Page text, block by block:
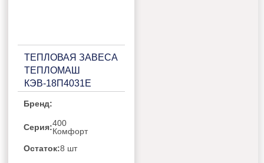
ТЕПЛОВАЯ ЗАВЕСА
ТЕПЛОМАШ
КЭВ-18П4031Е
Бренд:
Серия:400
Комфорт
Остаток:8 шт